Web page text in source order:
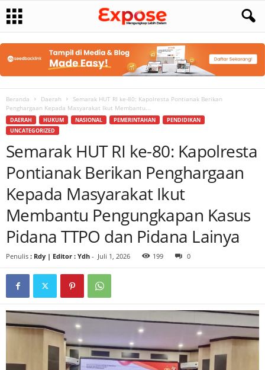
Beranda Daerah
Semarak HUT RI ke-80: Kapolresta Pontianak Berikan
Penghargaan Kepada Masyarakat Ikut Membantu...
DAERAH HUKUM NASIONAL PEMERINTAHAN
PENDIDIKAN
UNCATEGORIZED
Semarak HUT RI ke-80: Kapolresta
Pontianak Berikan Penghargaan
Kepada Masyarakat Ikut
Membantu Pengungkapan Kasus
Pidana TTPO dan Pidana Lainya
Penulis : Rdy | Editor : Ydh - Juli 1, 2026 199 0